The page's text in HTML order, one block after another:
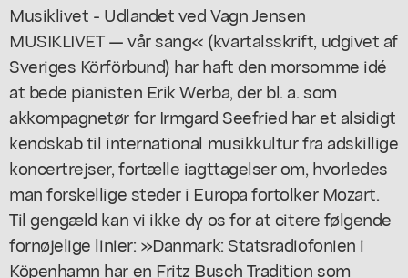
Musiklivet - Udlandet ved Vagn Jensen
MUSIKLIVET — vår sang« (kvartalsskrift, udgivet af
Sveriges Körförbund) har haft den morsomme idé
at bede pianisten Erik Werba, der bl. a. som
akkompagnetør for Irmgard Seefried har et alsidigt
kendskab til international musikkultur fra adskillige
koncertrejser, fortælle iagttagelser om, hvorledes
man forskellige steder i Europa fortolker Mozart.
Til gengæld kan vi ikke dy os for at citere følgende
fornøjelige linier: »Danmark: Statsradiofonien i
Köpenhamn har en Fritz Busch Tradition som